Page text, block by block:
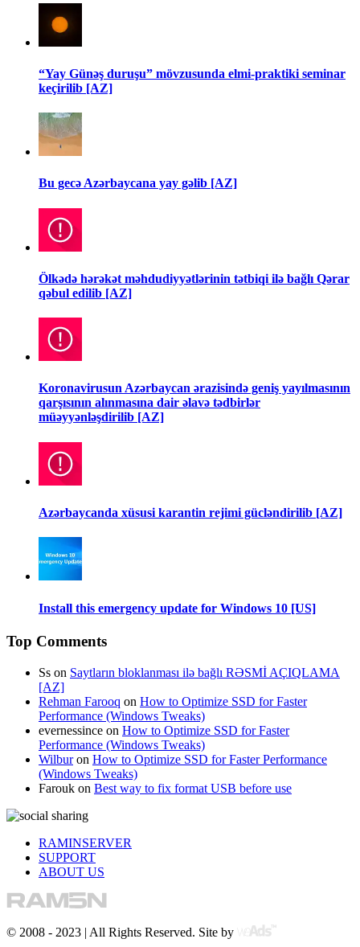
“Yay Günəş duruşu” mövzusunda elmi-praktiki seminar
keçirilib [AZ]
Bu gecə Azərbaycana yay gəlib [AZ]
Ölkədə hərəkət məhdudiyyətlərinin tətbiqi ilə bağlı Qərar
qəbul edilib [AZ]
Koronavirusun Azərbaycan ərazisində geniş yayılmasının
qarşısının alınmasına dair əlavə tədbirlər
müəyyənləşdirilib [AZ]
Azərbaycanda xüsusi karantin rejimi gücləndirilib [AZ]
Install this emergency update for Windows 10 [US]
Top Comments
Ss on Saytların bloklanması ilə bağlı RƏSMİ AÇIQLAMA
[AZ]
Rehman Farooq on How to Optimize SSD for Faster
Performance (Windows Tweaks)
evernessince on How to Optimize SSD for Faster
Performance (Windows Tweaks)
Wilburon How to Optimize SSD for Faster Performance
(Windows Tweaks)
Farouk on Best way to fix format USB before use
RAMINSERVER
SUPPORT
ABOUT US
© 2008 - 2023 | All Rights Reserved. Site by